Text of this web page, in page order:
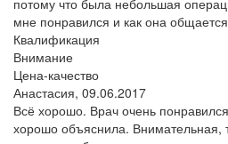
мне понравился и как она
Квалификация
Внимание
Цена-качество
Анастасия, 09.06.2017
Всё хорошо. Врач очень
хорошо объяснила. Внимательная,